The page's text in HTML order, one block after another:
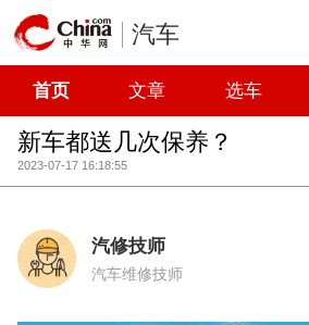
汽车
首页 文章 选车
新车都送几次保养？
2023-07-17 16:18:55
汽修技师
汽车维修技师